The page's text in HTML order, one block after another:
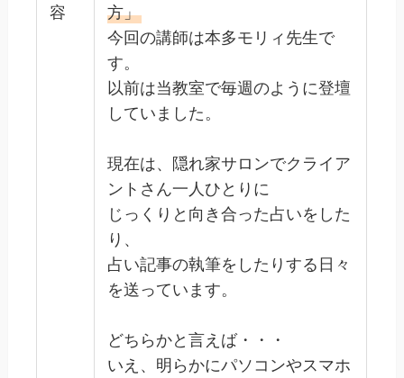
容
方」
今回の講師は本多モリィ先生で
す。
以前は当教室で毎週のように登壇
していました。
現在は、隠れ家サロンでクライア
ントさん一人ひとりに
じっくりと向き合った占いをした
り、
占い記事の執筆をしたりする日々
を送っています。
どちらかと言えば・・・
いえ、明らかにパソコンやスマホ